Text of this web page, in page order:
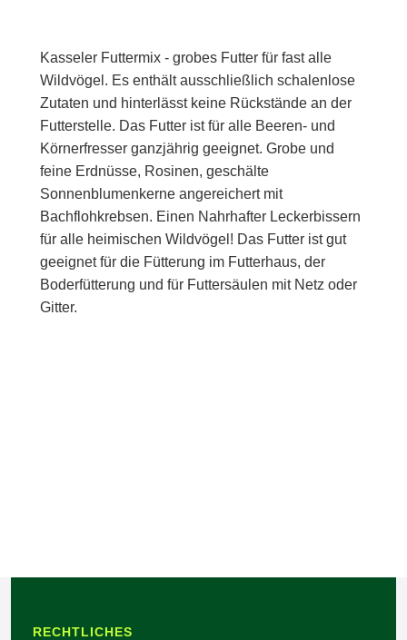
Kasseler Futtermix - grobes Futter für fast alle
Wildvögel. Es enthält ausschließlich schalenlose
Zutaten und hinterlässt keine Rückstände an der
Futterstelle. Das Futter ist für alle Beeren- und
Körnerfresser ganzjährig geeignet. Grobe und
feine Erdnüsse, Rosinen, geschälte
Sonnenblumenkerne angereichert mit
Bachflohkrebsen. Einen Nahrhafter Leckerbissern
für alle heimischen Wildvögel! Das Futter ist gut
geeignet für die Fütterung im Futterhaus, der
Boderfütterung und für Futtersäulen mit Netz oder
Gitter.
RECHTLICHES